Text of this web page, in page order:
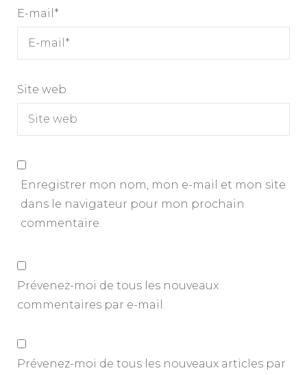
E-mail *
Site web
Enregistrer mon nom, mon e-mail et mon site
dans le navigateur pour mon prochain
commentaire.
Prévenez-moi de tous les nouveaux
commentaires par e-mail.
Prévenez-moi de tous les nouveaux articles par